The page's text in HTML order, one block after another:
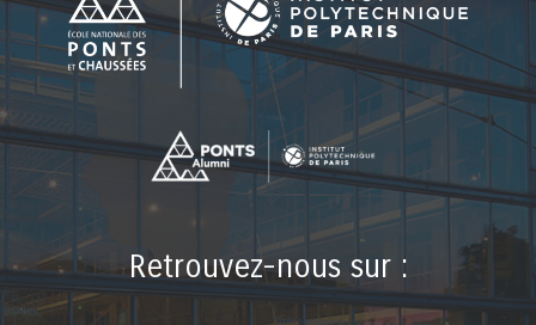
Retrouvez-nous sur :